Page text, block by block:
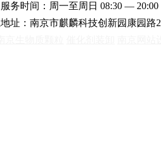
服务时间：周一至周日 08:30 —
址：南京市麒麟科技创新园康园